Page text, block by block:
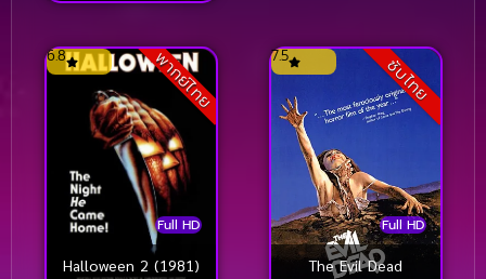
พากย์ไทย
Full HD
6.8
Halloween 2 (1981)
ซับไทย
Full HD
7.5
The Evil Dead